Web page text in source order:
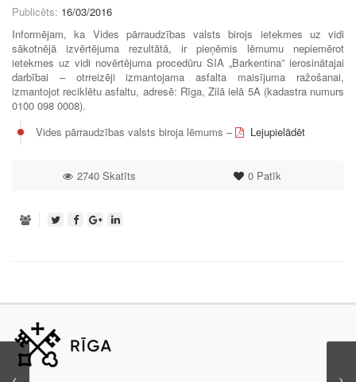
Publicēts: 16/03/2016
Informējam, ka Vides pārraudzības valsts birojs ietekmes uz vidi
sākotnējā izvērtējuma rezultātā, ir pieņēmis lēmumu nepiemērot
ietekmes uz vidi novērtējuma procedūru SIA „Barkentina” ierosinātajai
darbībai – otrreizēji izmantojama asfalta maisījuma ražošanai,
izmantojot reciklētu asfaltu, adresē: Rīga, Zilā ielā 5A (kadastra numurs
0100 098 0008).
Vides pārraudzības valsts biroja lēmums –
Lejupielādēt
0Patīk
2740 Skatīts